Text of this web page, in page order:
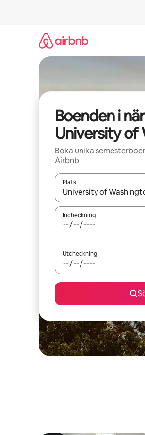
Boenden i
University of
Boka unika
Airbnb
Plats
När resultaten är
Incheckning
Utcheckning